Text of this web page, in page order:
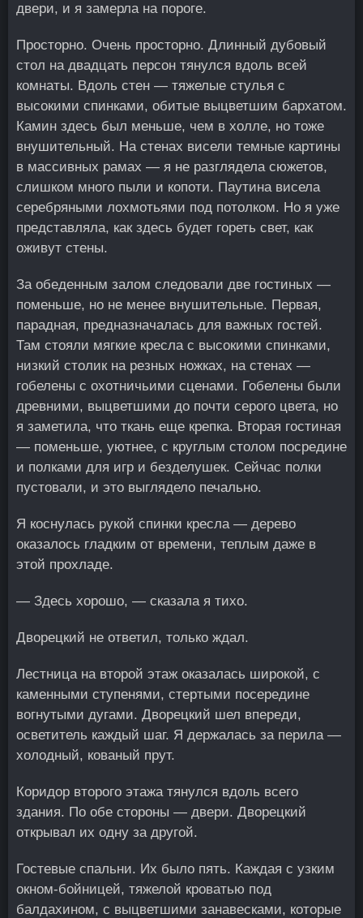
двери, и я замерла на пороге.
Просторно. Очень просторно. Длинный дубовый
стол на двадцать персон тянулся вдоль всей
комнаты. Вдоль стен — тяжелые стулья с
высокими спинками, обитые выцветшим бархатом.
Камин здесь был меньше, чем в холле, но тоже
внушительный. На стенах висели темные картины
в массивных рамах — я не разглядела сюжетов,
слишком много пыли и копоти. Паутина висела
серебряными лохмотьями под потолком. Но я уже
представляла, как здесь будет гореть свет, как
оживут стены.
За обеденным залом следовали две гостиных —
поменьше, но не менее внушительные. Первая,
парадная, предназначалась для важных гостей.
Там стояли мягкие кресла с высокими спинками,
низкий столик на резных ножках, на стенах —
гобелены с охотничьими сценами. Гобелены были
древними, выцветшими до почти серого цвета, но
я заметила, что ткань еще крепка. Вторая гостиная
— поменьше, уютнее, с круглым столом посредине
и полками для игр и безделушек. Сейчас полки
пустовали, и это выглядело печально.
Я коснулась рукой спинки кресла — дерево
оказалось гладким от времени, теплым даже в
этой прохладе.
— Здесь хорошо, — сказала я тихо.
Дворецкий не ответил, только ждал.
Лестница на второй этаж оказалась широкой, с
каменными ступенями, стертыми посередине
вогнутыми дугами. Дворецкий шел впереди,
осветитель каждый шаг. Я держалась за перила —
холодный, кованый прут.
Коридор второго этажа тянулся вдоль всего
здания. По обе стороны — двери. Дворецкий
открывал их одну за другой.
Гостевые спальни. Их было пять. Каждая с узким
окном-бойницей, тяжелой кроватью под
балдахином, с выцветшими занавесками, которые